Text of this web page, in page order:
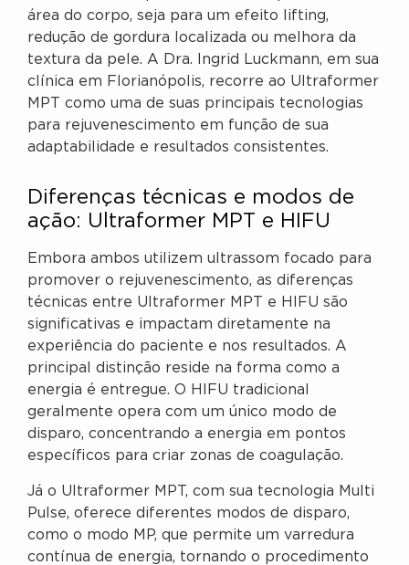
área do corpo, seja para um efeito lifting,
redução de gordura localizada ou melhora da
textura da pele. A Dra. Ingrid Luckmann, em sua
clínica em Florianópolis, recorre ao Ultraformer
MPT como uma de suas principais tecnologias
para rejuvenescimento em função de sua
adaptabilidade e resultados consistentes.
Diferenças técnicas e modos de
ação: Ultraformer MPT e HIFU
Embora ambos utilizem ultrassom focado para
promover o rejuvenescimento, as diferenças
técnicas entre Ultraformer MPT e HIFU são
significativas e impactam diretamente na
experiência do paciente e nos resultados. A
principal distinção reside na forma como a
energia é entregue. O HIFU tradicional
geralmente opera com um único modo de
disparo, concentrando a energia em pontos
específicos para criar zonas de coagulação.
Já o Ultraformer MPT, com sua tecnologia Multi
Pulse, oferece diferentes modos de disparo,
como o modo MP, que permite um varredura
contínua de energia, tornando o procedimento